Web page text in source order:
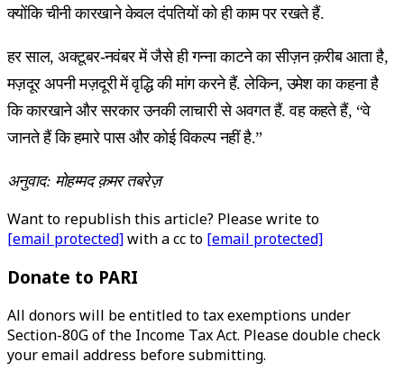
क्योंकि चीनी कारखाने केवल दंपतियों को ही काम पर रखते हैं.
हर साल, अक्टूबर-नवंबर में जैसे ही गन्ना काटने का सीज़न क़रीब आता है,
मज़दूर अपनी मज़दूरी में वृद्धि की मांग करने हैं. लेकिन, उमेश का कहना है
कि कारखाने और सरकार उनकी लाचारी से अवगत हैं. वह कहते हैं, “वे
जानते हैं कि हमारे पास और कोई विकल्प नहीं है.”
अनुवाद: मोहम्मद क़मर तबरेज़
Want to republish this article? Please write to
[email protected]with a cc to [email protected]
Donate to PARI
All donors will be entitled to tax exemptions under
Section-80G of the Income Tax Act. Please double check
your email address before submitting.